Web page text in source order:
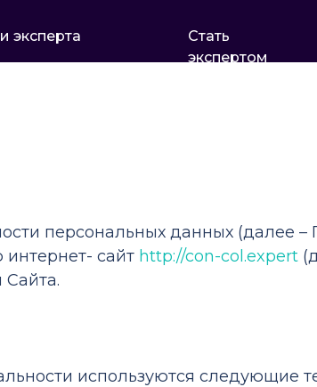
эксперта
Стать
экспертом
персональных данных (далее –
сайт http://con-col.expert
Сайта.
используются следующие